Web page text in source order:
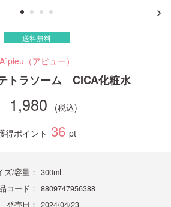
送料無料
A`pieu（アピュー）
トラソーム CICA化粧水
1,980
得ポイント 36 pt
ズ/容量： 300mL
コード： 8809747956388
発売日： 2024/04/23